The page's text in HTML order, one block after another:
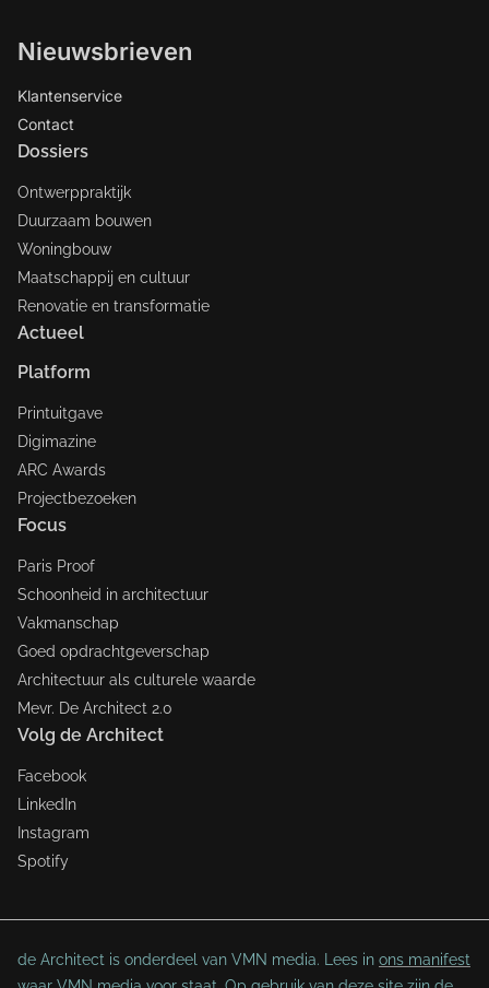
Nieuwsbrieven
Klantenservice
Contact
Dossiers
Ontwerppraktijk
Duurzaam bouwen
Woningbouw
Maatschappij en cultuur
Renovatie en transformatie
Actueel
Platform
Printuitgave
Digimazine
ARC Awards
Projectbezoeken
Focus
Paris Proof
Schoonheid in architectuur
Vakmanschap
Goed opdrachtgeverschap
Architectuur als culturele waarde
Mevr. De Architect 2.0
Volg de Architect
Facebook
LinkedIn
Instagram
Spotify
de Architect is onderdeel van VMN media. Lees in ons manifest